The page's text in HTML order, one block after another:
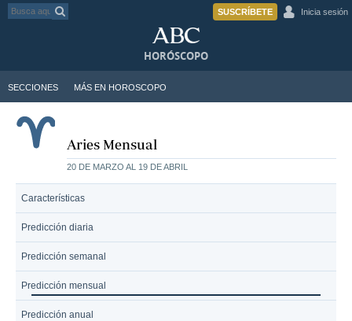
SUSCRÍBETE Inicia sesión
SECCIONES MÁS EN HOROSCOPO
HORÓSCOPO
Aries Mensual
20 DE MARZO AL 19 DE ABRIL
Características
Predicción diaria
Predicción semanal
Predicción mensual
Predicción anual